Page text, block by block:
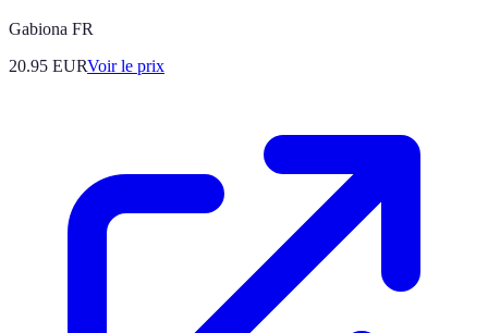
Gabiona FR
20.95 EURVoir le prix